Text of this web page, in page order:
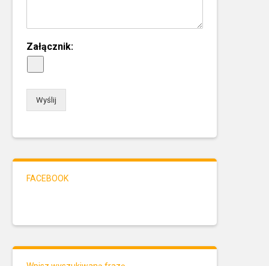
Załącznik:
Wyślij
FACEBOOK